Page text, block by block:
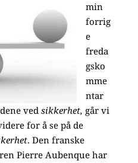
min
forrig
e
freda
gsko
mme
ntar
vedsikkerhet, går vi
for å se på de
. Den franske
Pierre Aubenque har